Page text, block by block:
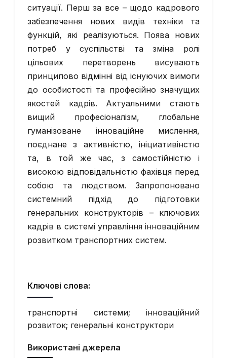
ситуації. Перш за все – щодо кадрового
забезпечення нових видів техніки та
функцій, які реалізуються. Поява нових
потреб у суспільстві та зміна ролі
цільових перетворень висувають
принципово відмінні від існуючих вимоги
до особистості та професійно значущих
якостей кадрів. Актуальними стають
вищий професіоналізм, глобальне
гуманізоване інноваційне мислення,
поєднане з активністю, ініциативінстю
та, в той же час, з самостійністю і
високою відповідальністю фахівця перед
собою та людством. Запропоновано
системний підхід до підготовки
генеральних конструкторів – ключових
кадрів в системі управління інноваційним
розвитком транспортних систем.
Ключові слова:
транспортні системи; інноваційний
розвиток; генеральні конструктори
Використані джерела